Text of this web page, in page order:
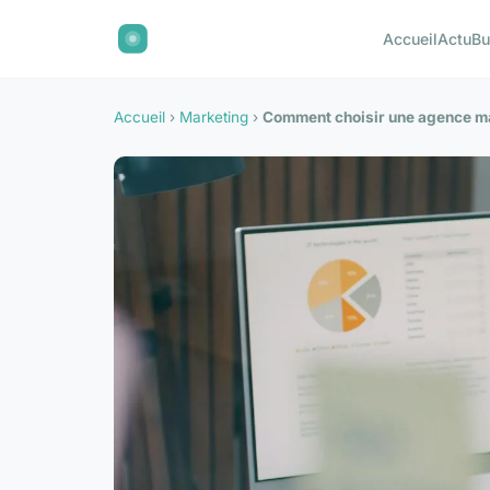
AccueilActu
Accueil › Marketing › Comment choisir une agence